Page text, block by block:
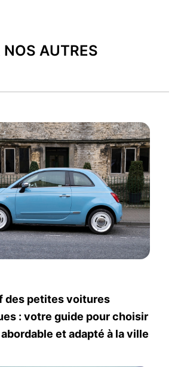
NOS AUTRES
des petites voitures
: votre guide pour choisir
et adapté à la ville